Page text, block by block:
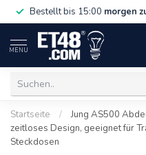
Bestellt bis 15:00 morgen
MENU
Startseite /
Jung AS500
zeitloses Design, geeignet für
Steckdosen